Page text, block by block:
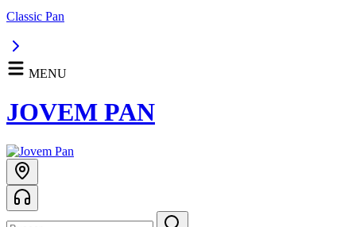
Classic Pan
MENU
JOVEM PAN